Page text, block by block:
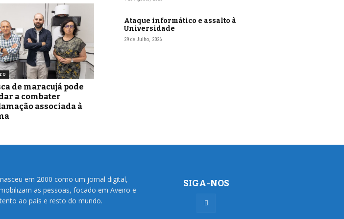
de maracujá pode
a combater
associada à
Ataque informático e assalto à
Universidade
29 de Julho, 2026
em 2000 como um jornal digital,
as pessoas, focado em Aveiro e
ao país e resto do mundo.
SIGA-NOS